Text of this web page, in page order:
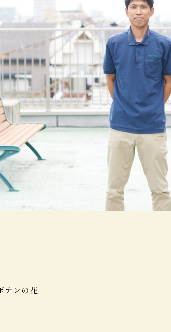
テンの花